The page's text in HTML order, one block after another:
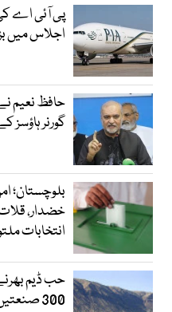
پی آئی اے
اجلاس
گورنر ہاؤسز
بلوچستان؛
خضدار،
انتخابات
حب ڈیم
300 صنعتیں بندش کے دہانے پر پہنچ گئیں